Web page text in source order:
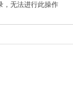
，无法进行此操作